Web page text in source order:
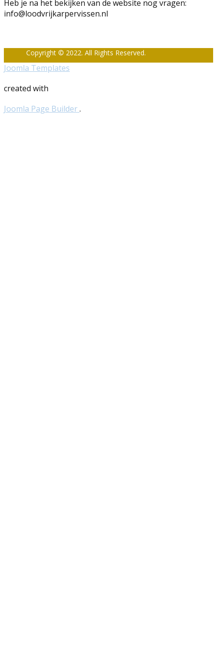
Heb je na het bekijken van de website nog vragen:
info@loodvrijkarpervissen.nl
Copyright © 2022. All Rights Reserved.
Joomla Templates
created with
Joomla Page Builder.